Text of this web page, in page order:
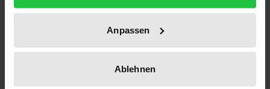
Anpassen
Ablehnen
1986
Nomos